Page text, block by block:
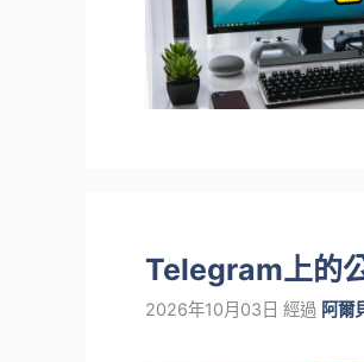
Telegram上的
2026年10月03日 經過 阿爾